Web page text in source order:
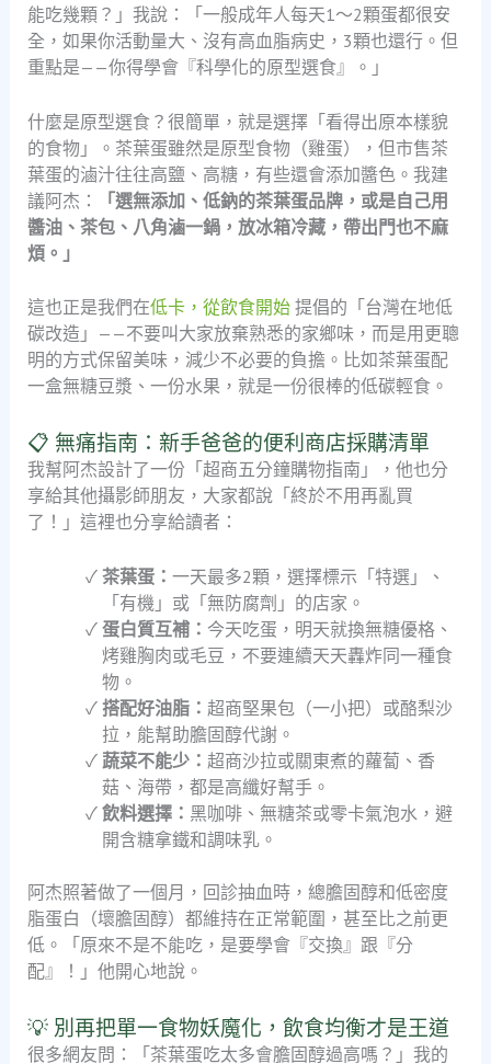
能吃幾顆？」我說：「一般成年人每天1～2顆蛋都很安
全，如果你活動量大、沒有高血脂病史，3顆也還行。但
重點是——你得學會『科學化的原型選食』。」
什麼是原型選食？很簡單，就是選擇「看得出原本樣貌
的食物」。茶葉蛋雖然是原型食物（雞蛋），但市售茶
葉蛋的滷汁往往高鹽、高糖，有些還會添加醬色。我建
議阿杰：
「選無添加、低鈉的茶葉蛋品牌，或是自己用
醬油、茶包、八角滷一鍋，放冰箱冷藏，帶出門也不麻
煩。」
這也正是我們在低卡，從飲食開始提倡的「台灣在地低
碳改造」——不要叫大家放棄熟悉的家鄉味，而是用更聰
明的方式保留美味，減少不必要的負擔。比如茶葉蛋配
一盒無糖豆漿、一份水果，就是一份很棒的低碳輕食。
📋 無痛指南：新手爸爸的便利商店採購清單
我幫阿杰設計了一份「超商五分鐘購物指南」，他也分
享給其他攝影師朋友，大家都說「終於不用再亂買
了！」這裡也分享給讀者：
茶葉蛋：一天最多2顆，選擇標示「特選」、
「有機」或「無防腐劑」的店家。
蛋白質互補： 今天吃蛋，明天就換無糖優格、
烤雞胸肉或毛豆，不要連續天天轟炸同一種食
物。
搭配好油脂： 超商堅果包（一小把）或酪梨沙
拉，能幫助膽固醇代謝。
蔬菜不能少： 超商沙拉或關東煮的蘿蔔、香
菇、海帶，都是高纖好幫手。
飲料選擇： 黑咖啡、無糖茶或零卡氣泡水，避
開含糖拿鐵和調味乳。
阿杰照著做了一個月，回診抽血時，總膽固醇和低密度
脂蛋白（壞膽固醇）都維持在正常範圍，甚至比之前更
低。「原來不是不能吃，是要學會『交換』跟『分
配』！」他開心地說。
💡 別再把單一食物妖魔化，飲食均衡才是王道
很多網友問：「茶葉蛋吃太多會膽固醇過高嗎？」我的